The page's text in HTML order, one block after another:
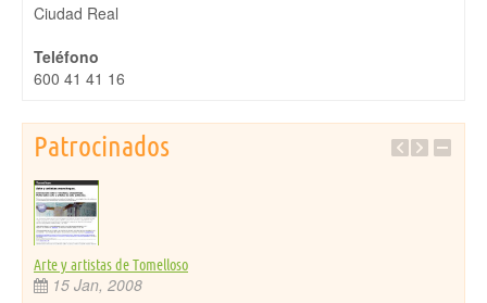
Ciudad Real
Teléfono
600 41 41 16
Patrocinados
Arte y artistas de Tomelloso
15 Jan, 2008